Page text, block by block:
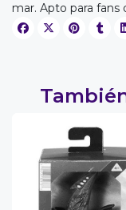
JUGAR
mar. Apto para fans